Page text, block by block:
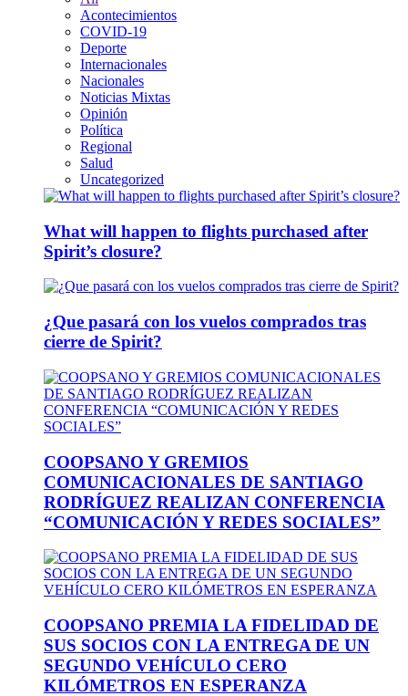
Acontecimientos
COVID-19
Deporte
Internacionales
Nacionales
Noticias Mixtas
Opinión
Política
Regional
Salud
Uncategorized
What will happen to flights purchased after
Spirit’s closure?
¿Que pasará con los vuelos comprados tras
cierre de Spirit?
COOPSANO Y GREMIOS
COMUNICACIONALES DE SANTIAGO
RODRÍGUEZ REALIZAN CONFERENCIA
“COMUNICACIÓN Y REDES SOCIALES”
COOPSANO PREMIA LA FIDELIDAD DE
SUS SOCIOS CON LA ENTREGA DE UN
SEGUNDO VEHÍCULO CERO
KILÓMETROS EN ESPERANZA